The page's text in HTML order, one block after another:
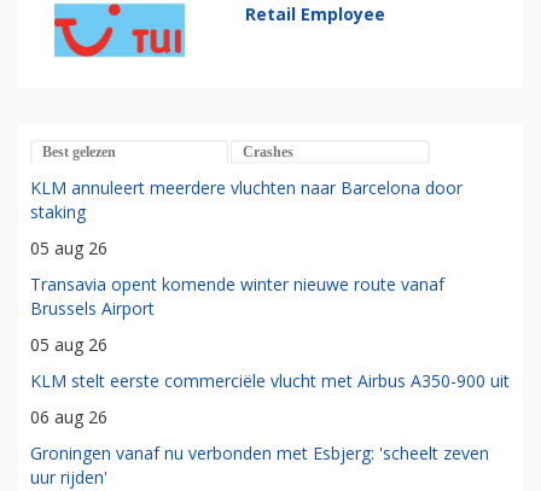
Retail Employee
Best gelezen Crashes
KLM annuleert meerdere vluchten naar Barcelona door
staking
05 aug 26
Transavia opent komende winter nieuwe route vanaf
Brussels Airport
05 aug 26
KLM stelt eerste commerciële vlucht met Airbus A350-900 uit
06 aug 26
Groningen vanaf nu verbonden met Esbjerg: 'scheelt zeven
uur rijden'